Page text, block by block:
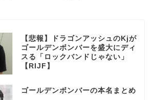
【悲報】ドラゴンアッシュのKjが
ゴールデンボンバーを盛大にディ
スる「ロックバンドじゃない」
【RIJF】
ゴールデンボンバーの本名まとめ